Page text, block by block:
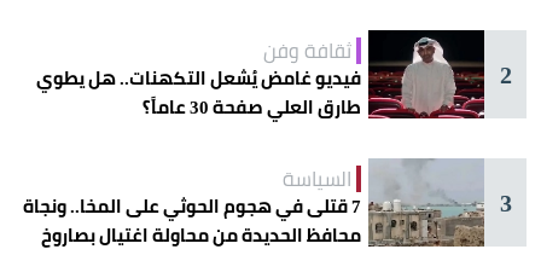
2
ثقافة وفن
فيديو غامض يُشعل التكهنات.. هل يطوي
طارق العلي صفحة 30 عاماً؟
3
السياسة
7 قتلى في هجوم الحوثي على المخا.. ونجاة
محافظ الحديدة من محاولة اغتيال بصاروخ